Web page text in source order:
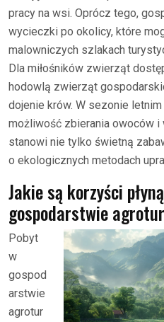
pracy na wsi. Oprócz tego,
wycieczki po okolicy, które
malowniczych szlakach
Dla miłośników zwierząt
hodowlą zwierząt
dojenie krów. W sezonie
możliwość zbierania owoców
stanowi nie tylko świetną
o ekologicznych metodach
Jakie są korzyści
gospodarstwie
Pobyt
w
gospod
arstwie
agrotur